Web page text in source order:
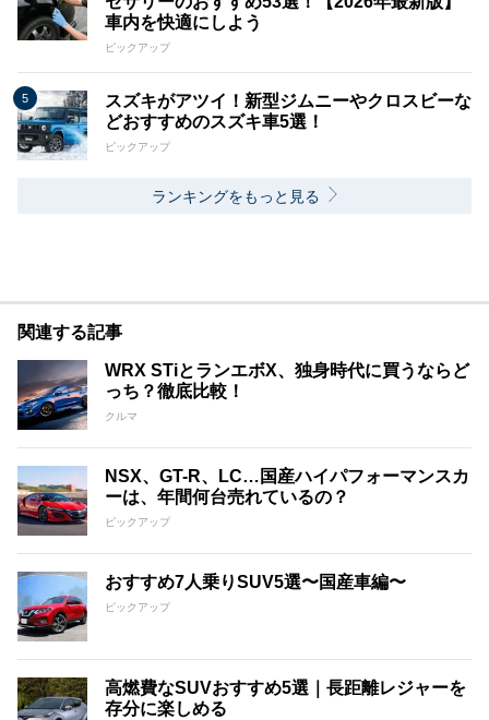
車内を快適にしよう
ピックアップ
スズキがアツイ！新型ジムニーやクロスビーな
どおすすめのスズキ車5選！
ピックアップ
ランキングをもっと見る
関連する記事
WRX STiとランエボX、独身時代に買うならど
っち？徹底比較！
クルマ
NSX、GT-R、LC…国産ハイパフォーマンスカ
ーは、年間何台売れているの？
ピックアップ
おすすめ7人乗りSUV5選〜国産車編〜
ピックアップ
高燃費なSUVおすすめ5選｜長距離レジャーを
存分に楽しめる